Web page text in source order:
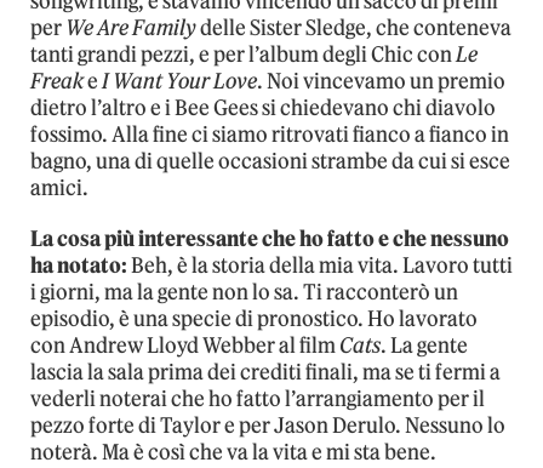
per We Are Familydelle Sister Sledge, che conteneva
tanti grandi pezzi, e per l’album degli Chic conLe
FreakeI Want Your Love. Noi vincevamo un premio
dietro l’altro e i Bee Gees si chiedevano chi diavolo
fossimo. Alla fine ci siamo ritrovati fianco a fianco in
bagno, una di quelle occasioni strambe da cui si esce
amici.
La cosa più interessante che ho fatto e che nessuno
ha notato:Beh, è la storia della mia vita. Lavoro tutti
i giorni, ma la gente non lo sa. Ti racconterò un
episodio, è una specie di pronostico. Ho lavorato
con Andrew Lloyd Webber al filmCats. La gente
lascia la sala prima dei crediti finali, ma se ti fermi a
vederli noterai che ho fatto l’arrangiamento per il
pezzo forte di Taylor e per Jason Derulo. Nessuno lo
noterà. Ma è così che va la vita e mi sta bene.